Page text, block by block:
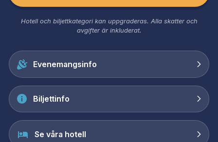
Hotell och biljettkategori kan uppgraderas. Alla skatter och
avgifter är inkluderat.
Evenemangsinfo
Biljettinfo
Se våra hotell